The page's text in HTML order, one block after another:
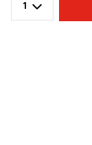
1
Cargando